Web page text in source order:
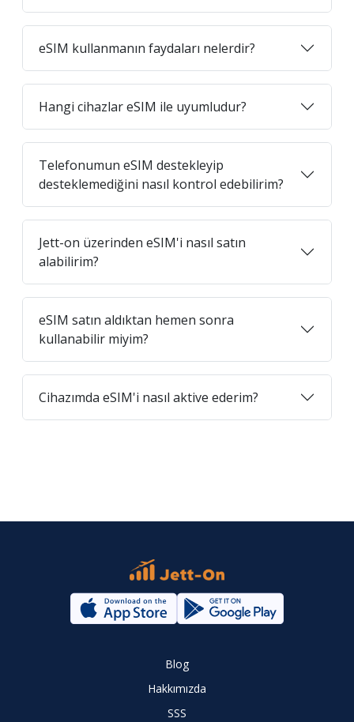
eSIM kullanmanın faydaları nelerdir?
Hangi cihazlar eSIM ile uyumludur?
Telefonumun eSIM destekleyip
desteklemediğini nasıl kontrol edebilirim?
Jett-on üzerinden eSIM'i nasıl satın
alabilirim?
eSIM satın aldıktan hemen sonra
kullanabilir miyim?
Cihazımda eSIM'i nasıl aktive ederim?
Blog
Hakkımızda
SSS